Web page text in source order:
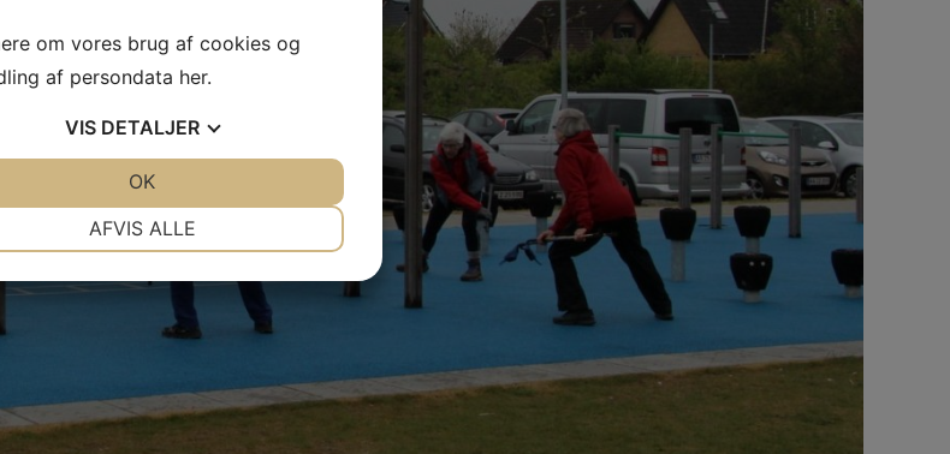
om vores brug af cookies og
af persondata her.
VIS DETALJER
STATISTIK
AFVIS ALLE
OK